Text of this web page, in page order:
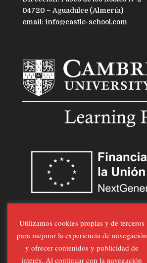
04720 – Aguadulce (Almería)
email: info@castle-school.com
Utilizamos cookies propias y de terceros
para mejorar la experiencia de navegación
y ofrecer contenidos y publicidad de
interés. Al continuar con la navegación